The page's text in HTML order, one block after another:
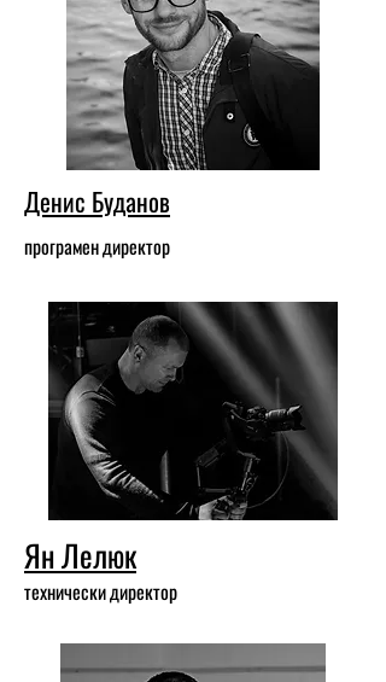
Денис Буданов
програмен директор
Ян Лелюк
технически директор